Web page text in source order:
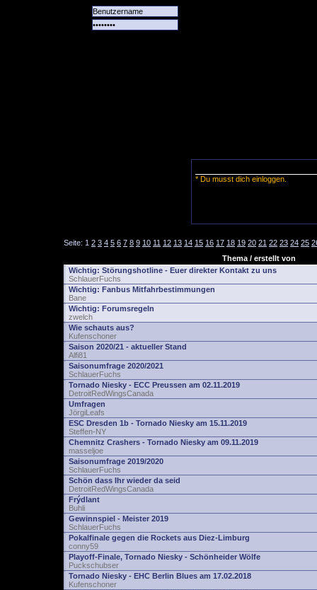
* Du musst dich einloggen.
Seite: 1 2 3 4 5 6 7 8 9 10 11 12 13 14 15 16 17 18 19 20 21 22 23 24 25
Thema / erstellt von
Wichtig: Störungshotline - Euer direkter Kontakt zu uns
SchlauerFuchs
Wichtig: Fanbus Mitfahrbestimmungen
Bane
Wichtig: Forumsregeln
zwelch
Wie schauts aus?
Kufenschoner
Saison 2020/21 - aktueller Stand
Alfi81
Saisonumfrage 2020/2021
SchlauerFuchs
Tornado Niesky - ECC Preussen am 02.11.2019
DetroitRedWingsCanada
Umfragen
JörgiLeafs
ESC Dresden 1b - Tornado Niesky am 15.11.2019
Steffen-NY
Chemnitz Crashers - Tornado Niesky am 09.11.2019
masseljoe
Saisonumfrage 2019/2020
SchlauerFuchs
Schön dass Ihr wieder da seid
DetroitRedWingsCanada
Frýdlant
Buhli
Gewinnspiel - Meister 2019
SchlauerFuchs
Pokalfinale gegen die Rockets aus Diez-Limburg
conny59
Playoff-Finale, Tornado Niesky - Schönheider Wölfe
Puckschubser
Tornado Niesky - EHC Berlin Blues am 17.02.2018
Kufenschoner